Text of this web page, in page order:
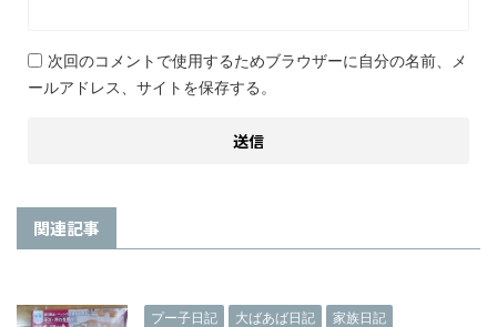
次回のコメントで使用するためブラウザーに自分の名前、メ
ールアドレス、サイトを保存する。
関連記事
プー子日記 大ばあば日記 家族日記